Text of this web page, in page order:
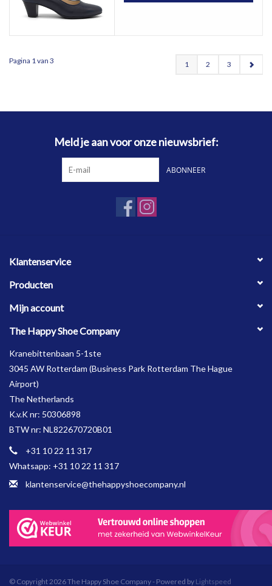
Pagina 1 van 3 1 2 3
Meld je aan voor onze nieuwsbrief:
ABONNEER
Klantenservice
Producten
Mijn account
The Happy Shoe Company
Kranebittenbaan 5-1ste
3045 AW Rotterdam (Business Park Rotterdam The Hague
Airport)
The Netherlands
K.v.K nr: 50306898
BTW nr: NL822670720B01
+31 10 22 11 317
Whatsapp: +31 10 22 11 317
klantenservice@thehappyshoecompany.nl
© Copyright 2026 The Happy Shoe Company - Powered by Lightspeed